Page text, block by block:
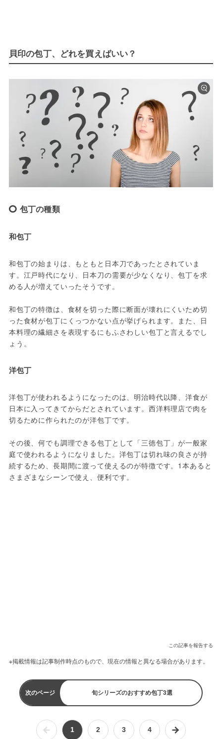
貝印の包丁、どれを買えばいい？
包丁の種類
和包丁
和包丁の始まりは、もともと日本刀であったとされていま
す。江戸時代になり、日本刀の需要が少なくなり、包丁を求
める人が増えていったそうです。
和包丁の特徴は、食材を切った際に断面が壊れにくいため切
った食材が包丁にくっつかない点が挙げられます。また、日
本料理の繊細さを表現するにもふさわしい包丁と言えるでし
ょう。
洋包丁
洋包丁が使われるようになったのは、明治時代以降、洋食が
日本に入ってきてからだとされています。西洋料理店で肉を
切るために作られたのが洋包丁です。
その後、何でも調理できる包丁として「三徳包丁」が一般家
庭で使われるようになりました。洋包丁は切れ味の良さが持
続するため、長期間に渡って使えるのが特徴です。1本あると
さまざまなシーンで使え、便利です。
この記事を報告する
※掲載情報は記事制作時点のもので、現在の情報と異なる場合があります。
次のページ 旬シリーズのおすすめ包丁3選
1 2 3 4